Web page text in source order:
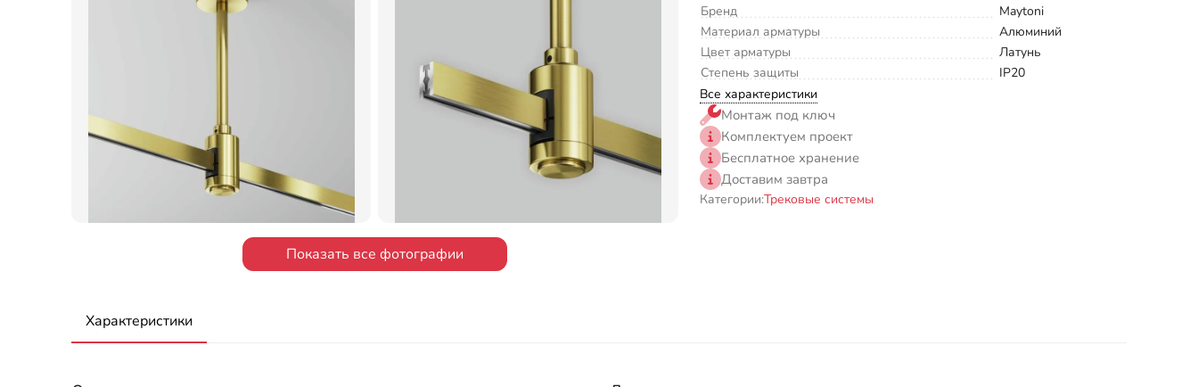
Показать все фотографии
Бренд
Maytoni
Материал арматуры
Алюминий
Цвет арматуры
Латунь
Степень защиты
IP20
Все характеристики
Монтаж под ключ
Комплектуем проект
Бесплатное хранение
Доставим завтра
Категории:Трековые системы
Характеристики